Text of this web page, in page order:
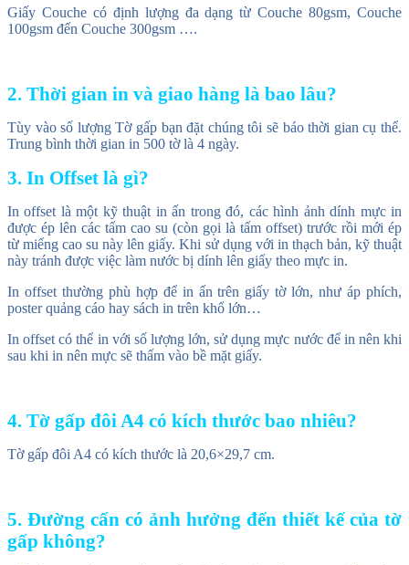
Giấy Couche có định lượng đa dạng từ Couche 80gsm, Couche
100gsm đến Couche 300gsm ….
2. Thời gian in và giao hàng là bao lâu?
Tùy vào số lượng Tờ gấp bạn đặt chúng tôi sẽ báo thời gian cụ thể.
Trung bình thời gian in 500 tờ là 4 ngày.
3. In Offset là gì?
In offset là một kỹ thuật in ấn trong đó, các hình ảnh dính mực in
được ép lên các tấm cao su (còn gọi là tấm offset) trước rồi mới ép
từ miếng cao su này lên giấy. Khi sử dụng với in thạch bản, kỹ thuật
này tránh được việc làm nước bị dính lên giấy theo mực in.
In offset thường phù hợp để in ấn trên giấy tờ lớn, như áp phích,
poster quảng cáo hay sách in trên khổ lớn…
In offset có thể in với số lượng lớn, sử dụng mực nước để in nên khi
sau khi in nên mực sẽ thấm vào bề mặt giấy.
4. Tờ gấp đôi A4 có kích thước bao nhiêu?
Tờ gấp đôi A4 có kích thước là 20,6×29,7 cm.
5. Đường cấn có ảnh hưởng đến thiết kế của tờ
gấp không?